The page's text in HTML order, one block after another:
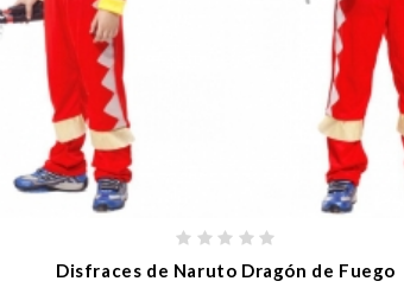
Disfraces de Naruto Dragón de Fuego